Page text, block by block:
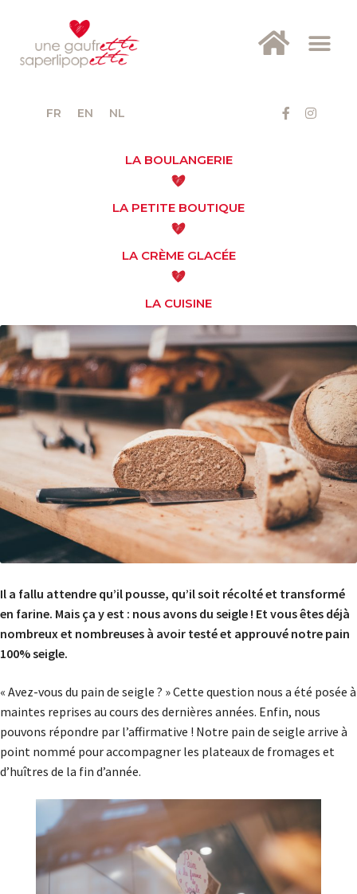
FR EN NL
LA BOULANGERIE
LA PETITE BOUTIQUE
LA CRÈME GLACÉE
LA CUISINE
Il a fallu attendre qu’il pousse, qu’il soit récolté et transformé
en farine. Mais ça y est : nous avons du seigle ! Et vous êtes déjà
nombreux et nombreuses à avoir testé et approuvé notre pain
100% seigle.
« Avez-vous du pain de seigle ? » Cette question nous a été posée à
maintes reprises au cours des dernières années. Enfin, nous
pouvons répondre par l’affirmative ! Notre pain de seigle arrive à
point nommé pour accompagner les plateaux de fromages et
d’huîtres de la fin d’année.